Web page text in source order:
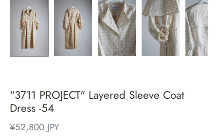
"3711 PROJECT" Layered Sleeve Coat
Dress -54
¥52,800 JPY